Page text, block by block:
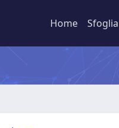
Home Sfoglia